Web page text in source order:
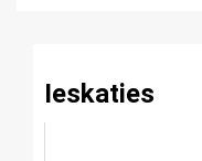
Ieskaties